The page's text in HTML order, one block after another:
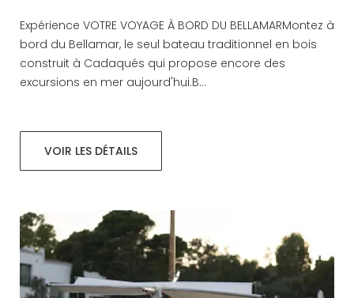
Expérience VOTRE VOYAGE À BORD DU BELLAMARMontez à
bord du Bellamar, le seul bateau traditionnel en bois
construit à Cadaqués qui propose encore des
excursions en mer aujourd'hui.B...
VOIR LES DÉTAILS